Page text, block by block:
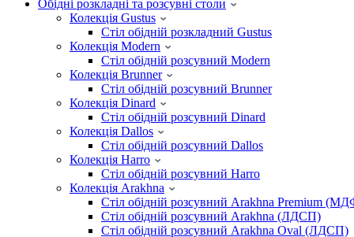
Обідні розкладні та розсувні столи
Колекція Gustus
Стіл обідній розкладний Gustus
Колекція Modern
Стіл обідній розсувний Modern
Колекція Brunner
Стіл обідній розсувний Brunner
Колекція Dinard
Стіл обідній розсувний Dinard
Колекція Dallos
Стіл обідній розсувний Dallos
Колекція Harro
Стіл обідній розсувний Harro
Колекція Arakhna
Стіл обідній розсувний Arakhna Premium
Стіл обідній розсувний Arakhna (ЛДСП)
Стіл обідній розсувний Arakhna Oval (ЛДСП)